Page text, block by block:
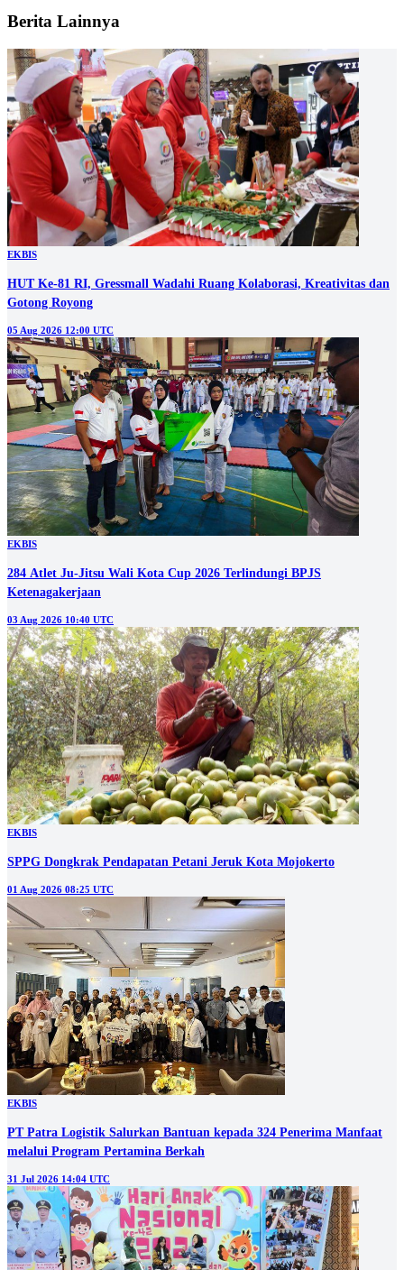
Berita Lainnya
EKBIS
HUT Ke-81 RI, Gressmall Wadahi Ruang Kolaborasi, Kreativitas dan
Gotong Royong
05 Aug 2026 12:00 UTC
EKBIS
284 Atlet Ju-Jitsu Wali Kota Cup 2026 Terlindungi BPJS
Ketenagakerjaan
03 Aug 2026 10:40 UTC
EKBIS
SPPG Dongkrak Pendapatan Petani Jeruk Kota Mojokerto
01 Aug 2026 08:25 UTC
EKBIS
PT Patra Logistik Salurkan Bantuan kepada 324 Penerima Manfaat
melalui Program Pertamina Berkah
31 Jul 2026 14:04 UTC